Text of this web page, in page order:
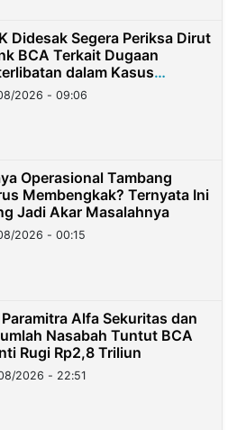
Didesak Segera Periksa Dirut
BCA Terkait Dugaan
dalam Kasus
Dana Nasabah Rp2,58
2026 - 09:06
Operasional Tambang
Membengkak? Ternyata Ini
Jadi Akar Masalahnya
2026 - 00:15
Paramitra Alfa Sekuritas dan
Nasabah Tuntut BCA
Rugi Rp2,8 Triliun
2026 - 22:51